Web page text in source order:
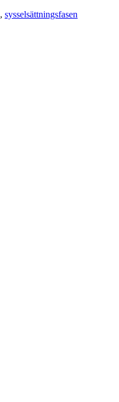
, sysselsättningsfasen